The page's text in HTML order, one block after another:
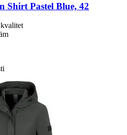
Shirt Pastel Blue, 42